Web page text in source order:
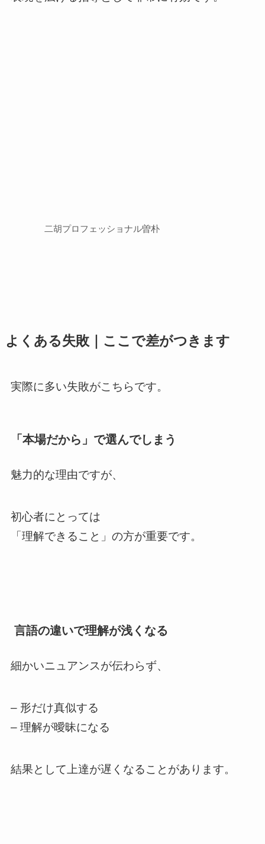
二胡プロフェッショナル曽朴
よくある失敗｜ここで差がつきます
実際に多い失敗がこちらです。
「本場だから」で選んでしまう
魅力的な理由ですが、
初心者にとっては
「理解できること」の方が重要です。
言語の違いで理解が浅くなる
細かいニュアンスが伝わらず、
– 形だけ真似する
– 理解が曖昧になる
結果として上達が遅くなることがあります。